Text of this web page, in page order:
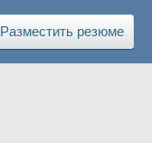
Разместить резюме